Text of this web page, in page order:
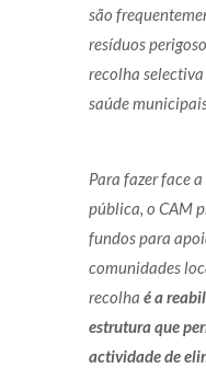
são
resíduos
recolha
saúde
Para fazer face
pública, o CAM
fundos para
comunidades
recolha é a
estrutura que
actividade de